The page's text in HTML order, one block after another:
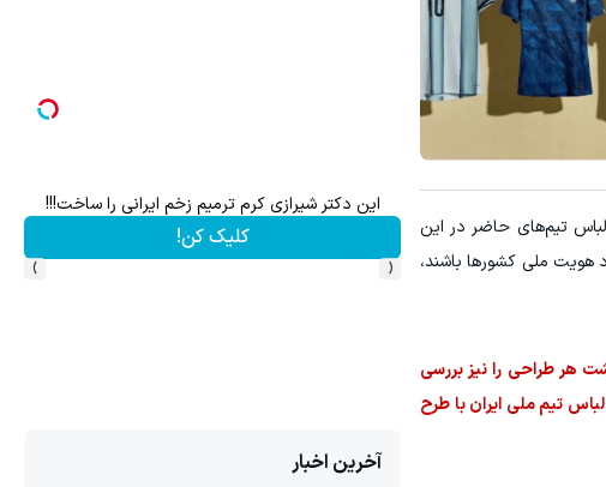
و رتبه‌بندی لباس تیم‌های حاضر در این
هویت ملی کشورها باشند،
هر طراحی را نیز بررسی
تیم ملی ایران با طرح
رفتن ارزش سهام گوگل سود کسب کنی؟
کنید
به هر اندازه ای که میخوای میتونی نقره بخری از سرمایه
سرمایه گذاری
‹
›
آخرین اخبار